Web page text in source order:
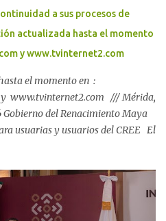
a sus procesos de
actualizada hasta el momento
y www.tvinternet2.com
el momento en :
www.tvinternet2.com /// Mérida,
Gobierno del Renacimiento Maya
usuarias y usuarios del CREE El
del CREE para que puedan
reducir barreras de movilidad y
de rehabilitación. El Gobierno del